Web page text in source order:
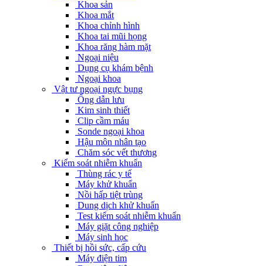
Khoa sản
Khoa mắt
Khoa chỉnh hình
Khoa tai mũi họng
Khoa răng hàm mặt
Ngoại niệu
Dụng cụ khám bệnh
Ngoại khoa
Vật tư ngoại ngực bụng
Ống dẫn lưu
Kim sinh thiết
Clip cầm máu
Sonde ngoại khoa
Hậu môn nhân tạo
Chăm sóc vết thương
Kiểm soát nhiễm khuẩn
Thùng rác y tế
Máy khử khuẩn
Nồi hấp tiệt trùng
Dung dịch khử khuẩn
Test kiểm soát nhiễm khuẩn
Máy giặt công nghiệp
Máy sinh học
Thiết bị hồi sức, cấp cứu
Máy điện tim